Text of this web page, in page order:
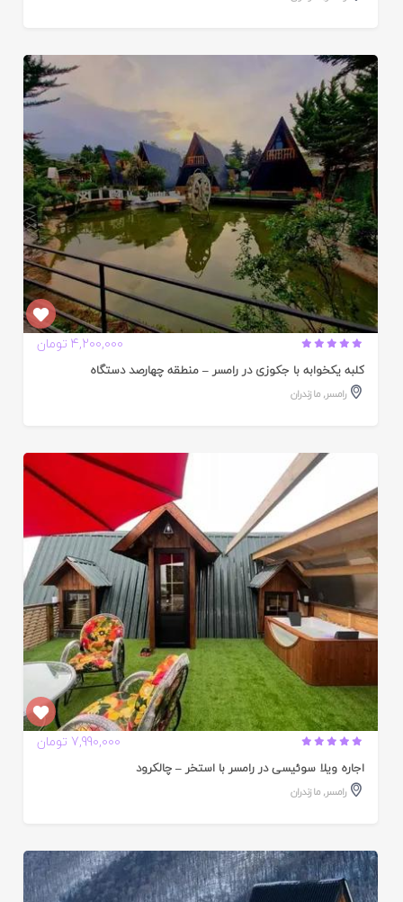
4,200,000 تومان
کلبه یکخوابه با جکوزی در رامسر – منطقه چهارصد دستگاه
رامسر,مازندران
7,990,000 تومان
اجاره ویلا سوئیسی در رامسر با استخر – چالکرود
رامسر,مازندران